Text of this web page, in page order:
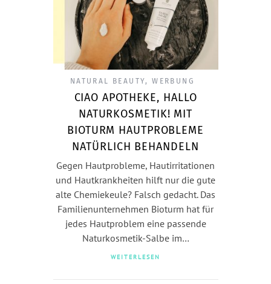
NATURAL BEAUTY,WERBUNG
CIAO APOTHEKE, HALLO
NATURKOSMETIK! MIT
BIOTURM HAUTPROBLEME
NATÜRLICH BEHANDELN
Gegen Hautprobleme, Hautirritationen
und Hautkrankheiten hilft nur die gute
alte Chemiekeule? Falsch gedacht. Das
Familienunternehmen Bioturm hat für
jedes Hautproblem eine passende
Naturkosmetik-Salbe im…
WEITERLESEN